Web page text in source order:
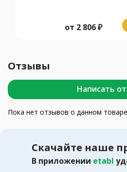
от 2 806₽
Отзывы
Написать
Пока нет отзывов о данном товаре
Скачайте наше
В приложении etabl